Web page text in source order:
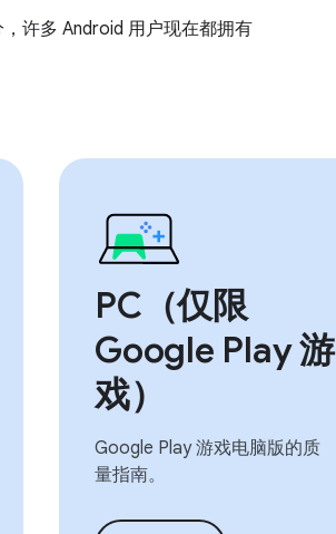
许多 Android 用户现在都拥有
PC（仅限
Google Play 游
戏）
Google Play 游戏电脑版的质
量指南。